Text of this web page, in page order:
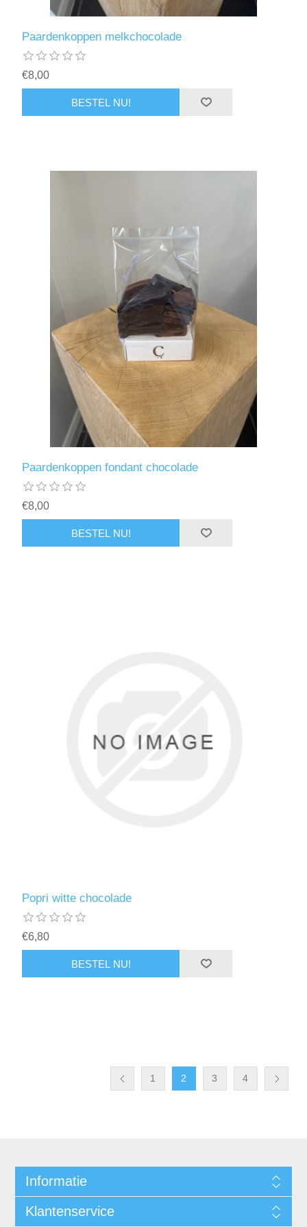
Paardenkoppen melkchocolade
€8,00
Paardenkoppen fondant chocolade
€8,00
Popri witte chocolade
€6,80
1 2 3 4
Informatie
Klantenservice